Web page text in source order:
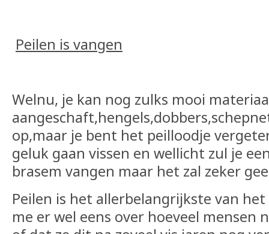
Peilen is vangen
Welnu, je kan nog zulks mooi
op,maar je bent het peilloodje
geluk gaan vissen en wellicht zul je
brasem vangen maar het zal zeker
Peilen is het allerbelangrijkste van het
me er wel eens over hoeveel mensen